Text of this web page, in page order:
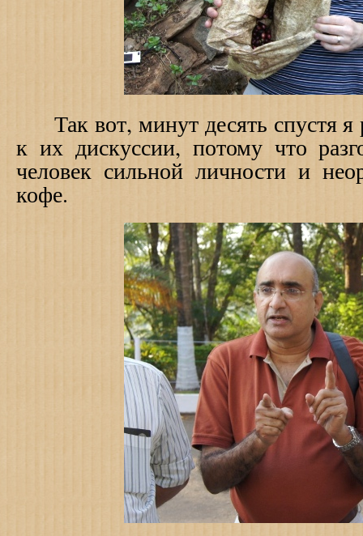
Так вот, минут десять спустя я
к их дискуссии, потому что
человек сильной личности и
кофе.